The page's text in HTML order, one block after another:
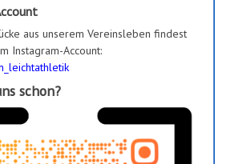
aus unserem Vereinsleben findest
Instagram-Account:
schon?